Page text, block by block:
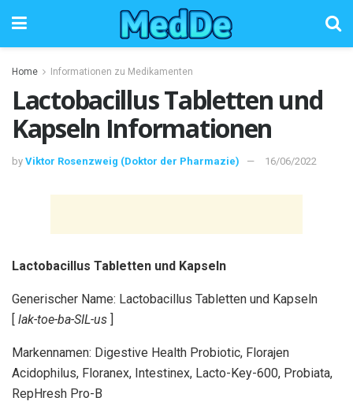
Home Informationen zu Medikamenten
Lactobacillus Tabletten und
Kapseln Informationen
by Viktor Rosenzweig (Doktor der Pharmazie) 16/06/2022
Lactobacillus Tabletten und Kapseln
Generischer Name: Lactobacillus Tabletten und Kapseln
[ lak-toe-ba-SIL-us ]
Markennamen: Digestive Health Probiotic, Florajen
Acidophilus, Floranex, Intestinex, Lacto-Key-600, Probiata,
RepHresh Pro-B